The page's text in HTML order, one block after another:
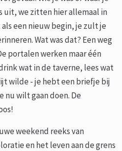
uit, we zitten hier allemaal in
een nieuw begin, je zult je
Wat was dat? Een weg
portalen werken maar één
wat in de taverne, lees wat
wilde - je hebt een briefje bij
nu wilt gaan doen. De
weekend reeks van
en het leven aan de grens